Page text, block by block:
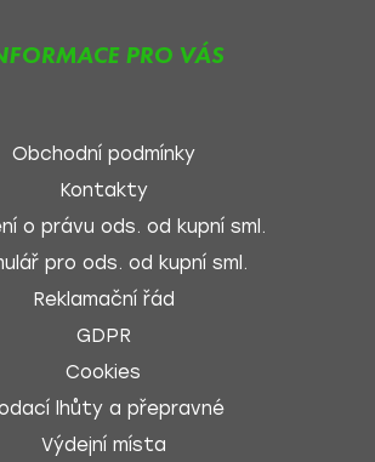
PRO VÁS
Obchodní podmínky
Kontakty
o právu ods. od kupní sml.
pro ods. od kupní sml.
Reklamační řád
GDPR
Cookies
lhůty a přepravné
Výdejní místa